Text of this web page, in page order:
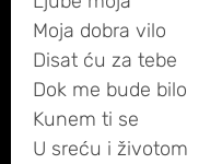
Moja dobra vilo
Disat ću za tebe
Dok me bude bilo
Kunem ti se
U sreću i životom